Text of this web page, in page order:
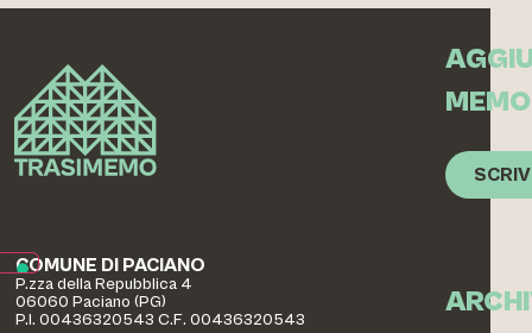
COMUNE DI PACIANO
P.zza della Repubblica 4
06060 Paciano (PG)
P.I. 00436320543 C.F. 00436320543